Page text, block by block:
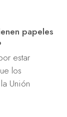
papeles
estar
los
Unión